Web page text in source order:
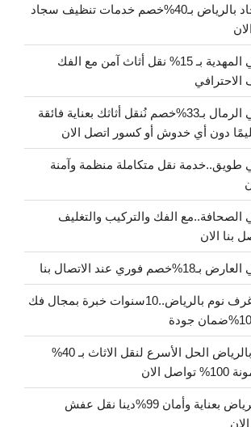
شركة تنظيف سجاد بالرياض بـ40%خصم خدمات تنظيف سجاد
دينا نقل عفش حي المهدية بـ 15% نقل أثاث آمن مع الفك
الاحترافي
دينا نقل عفش حي الرمال بـ33%خصم نُنقل أثاثك بعناية فائقة
دون أي خدوش أو كسور اتصل الان
نقل متكاملة منظمة وآمنة
الفك والتركيب والتغليف
عند الاتصال بنا
نجار فك وتركيب غرف نوم بالرياض..10سنوات خبرة بمجال فك
دينات نقل عفش بالرياض الحل الأسرع لنقل الاثاث بـ 40%
الان
دينا نقل عفش بالرياض بعناية وأمان 99%دينا نقل عفش